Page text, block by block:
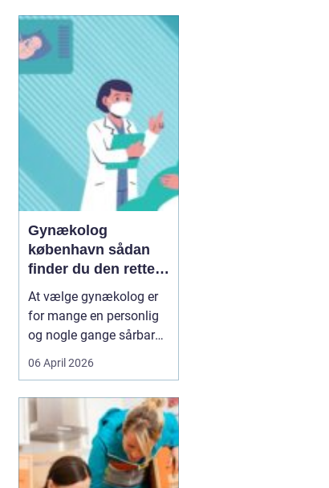
behageligt indeklima.
Priserne på energi
svinger, kravene til CO2-
reduktion stiger, og
gamle elradiatorer, olie-
og pillefyr bliver både ...
Gynækolog
københavn sådan
finder du den rette
specialist
At vælge gynækolog er
for mange en personlig
og nogle gange sårbar
beslutning. Man skal
både føle sig tryg, hørt
storby som København
kan det være svært at
danne sig overblik over
de mange muligheder,
06 April 2026